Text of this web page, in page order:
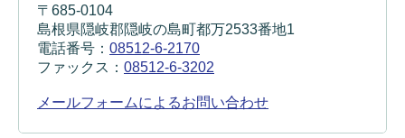
〒685-0104
島根県隠岐郡隠岐の島町都万2533番地1
電話番号： 08512-6-2170
ファックス： 08512-6-3202
メールフォームによるお問い合わせ